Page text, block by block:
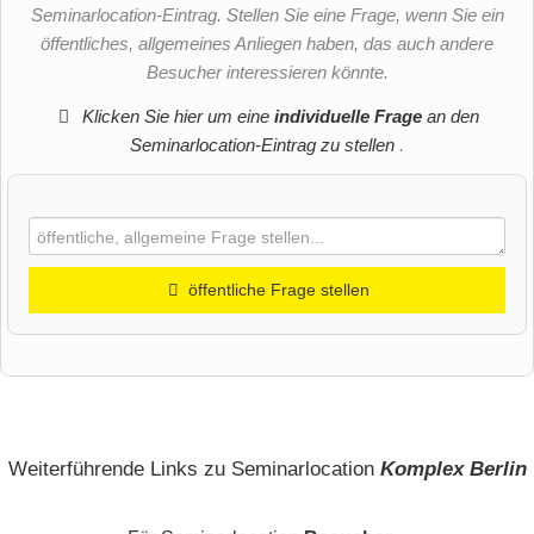
Seminarlocation-Eintrag. Stellen Sie eine Frage, wenn Sie ein
öffentliches, allgemeines Anliegen haben, das auch andere
Besucher interessieren könnte.
Klicken Sie hier um eineindividuelle Frage an den
Seminarlocation-Eintrag zu stellen .
öffentliche Frage stellen
Weiterführende Links zu Seminarlocation Komplex Berlin